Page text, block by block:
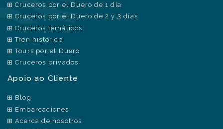
Cruceros por el Duero de 1 día
Cruceros por el Duero de 2 y 3 días
Cruceros temáticos
Tren histórico
Tours por el Duero
Cruceros privados
Apoio ao Cliente
Blog
Embarcaciones
Acerca de nosotros